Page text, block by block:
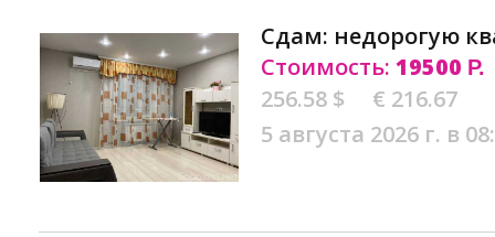
Сдам: недорогую
Стоимость: 19500 Р.
256.58 $
€ 216.67
5 августа 2026 г. в